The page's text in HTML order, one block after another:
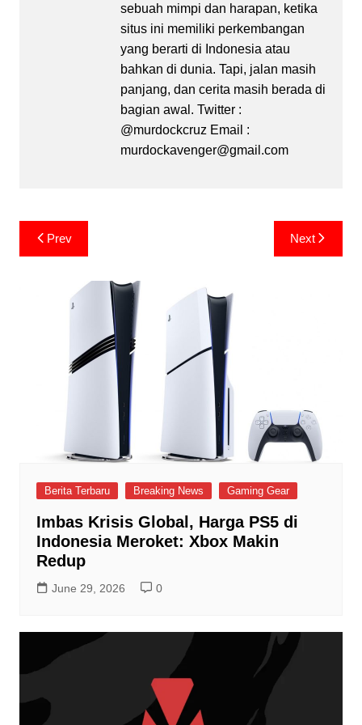
sebuah mimpi dan harapan, ketika
situs ini memiliki perkembangan
yang berarti di Indonesia atau
bahkan di dunia. Tapi, jalan masih
panjang, dan cerita masih berada di
bagian awal. Twitter :
@murdockcruz Email :
murdockavenger@gmail.com
Post
navigation
Prev Next
Berita Terbaru Breaking News Gaming Gear
Imbas Krisis Global, Harga PS5 di
Indonesia Meroket: Xbox Makin
Redup
June 29, 2026 0